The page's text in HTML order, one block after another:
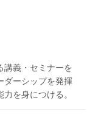
講義・セミナーを
ダーシップを発揮
を身につける。